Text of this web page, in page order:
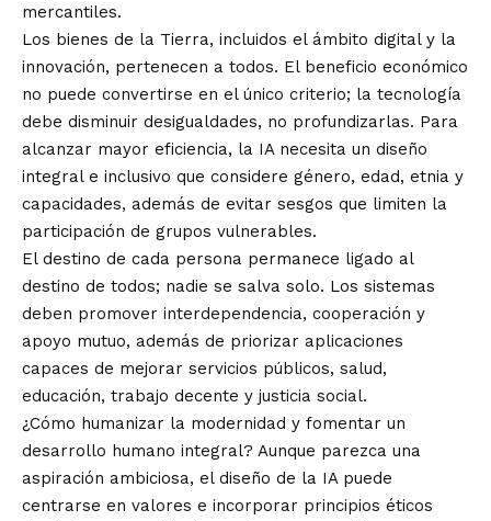
mercantiles.
Los bienes de la Tierra, incluidos el ámbito digital y la
innovación, pertenecen a todos. El beneficio económico
no puede convertirse en el único criterio; la tecnología
debe disminuir desigualdades, no profundizarlas. Para
alcanzar mayor eficiencia, la IA necesita un diseño
integral e inclusivo que considere género, edad, etnia y
capacidades, además de evitar sesgos que limiten la
participación de grupos vulnerables.
El destino de cada persona permanece ligado al
destino de todos; nadie se salva solo. Los sistemas
deben promover interdependencia, cooperación y
apoyo mutuo, además de priorizar aplicaciones
capaces de mejorar servicios públicos, salud,
educación, trabajo decente y justicia social.
¿Cómo humanizar la modernidad y fomentar un
desarrollo humano integral? Aunque parezca una
aspiración ambiciosa, el diseño de la IA puede
centrarse en valores e incorporar principios éticos